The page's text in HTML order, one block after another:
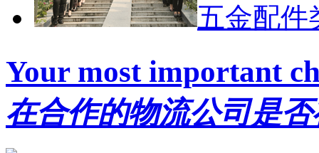
五金配件
Your most important
在合作的物流公司是